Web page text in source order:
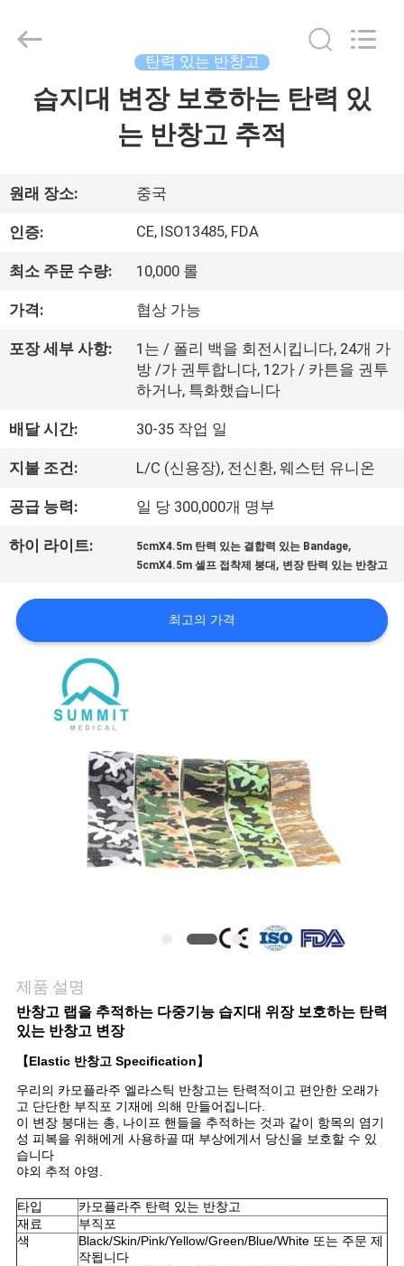
품
VR
우
에
대
하
여
공
장
락
주
세
요
뉴
스
경
2025
Suzhou
탄력 있는 반창고
습지대 변장 보호하는 탄력 있
는 반창고 추적
원래 장소: 중국
인증: CE, ISO13485, FDA
최소 주문 수량: 10,000 롤
가격: 협상 가능
포장 세부 사항:
1는 / 폴리 백을 회전시킵니다, 24개 가
방 /가 권투합니다, 12가 / 카튼을 권투
하거나, 특화했습니다
배달 시간: 30-35 작업 일
지불 조건: L/C (신용장), 전신환, 웨스턴 유니온
공급 능력: 일 당 300,000개 명부
하이 라이트: 5cmX4.5m 탄력 있는 결합력 있는 Bandage,
5cmX4.5m 셀프 접착제 붕대 , 변장 탄력 있는 반창고
최고의 가격
제품 설명
반창고 랩을 추적하는 다중기능 습지대 위장 보호하는 탄력
있는 반창고 변장
【Elastic 반창고 Specification】
우리의 카모플라주 엘라스틱 반창고는 탄력적이고 편안한 오래가
고 단단한 부직포 기재에 의해 만들어집니다.
이 변장 붕대는 총, 나이프 핸들을 추적하는 것과 같이 항목의 염기
성 피복을 위해에게 사용하골 때 부상에게서 당신을 보호할 수 있
습니다
야외 추적 야영.
타입
카모플라주 탄력 있는 반창고
재료
부직포
색
Black/Skin/Pink/Yellow/Green/Blue/White 또는 주문 제
작됩니다